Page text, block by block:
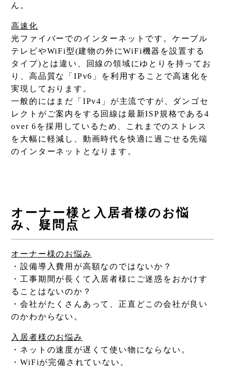
ん。
高速化
光ファイバーでのインターネットです。ケーブル
テレビやWiFi型(建物の外にWiFi機器を設置する
タイプ)とは違い、回線の領域にゆとりを持ってお
り、高品質な「IPv6」を利用することで高速化を
実現しております。
一般的にはまだ「IPv4」が主流ですが、ダンゴセ
レクトがご案内をする回線は最新ISP規格である4
over 6を採用しているため、これまでのストレス
を大幅に軽減し、動画時代を快適に過ごせる先端
のインターネットとなります。
オーナー様と入居者様のお悩
み、疑問点
オーナー様のお悩み
・設備導入費用が高額なのではないか？
・工事期間が長くて入居者様にご迷惑をおかけす
ることはないのか？
・会社がたくさんあって、正直どこの会社が良い
のかわからない。
入居者様のお悩み
・ネットの速度が遅くて使い物にならない。
・WiFiが完備されていない。